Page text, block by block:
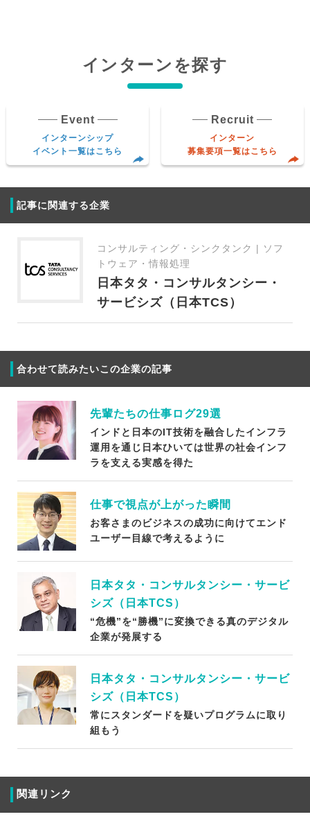
インターンを探す
Event
インターンシップ
イベント一覧はこちら
Recruit
インターン
募集要項一覧はこちら
記事に関連する企業
コンサルティング・シンクタンク | ソフ
トウェア・情報処理
日本タタ・コンサルタンシー・
サービシズ（日本TCS）
合わせて読みたいこの企業の記事
先輩たちの仕事ログ29選
インドと日本のIT技術を融合したインフラ
運用を通じ日本ひいては世界の社会インフ
ラを支える実感を得た
仕事で視点が上がった瞬間
お客さまのビジネスの成功に向けてエンド
ユーザー目線で考えるように
日本タタ・コンサルタンシー・サービ
シズ（日本TCS）
“危機”を“勝機”に変換できる真のデジタル
企業が発展する
日本タタ・コンサルタンシー・サービ
シズ（日本TCS）
常にスタンダードを疑いプログラムに取り
組もう
関連リンク